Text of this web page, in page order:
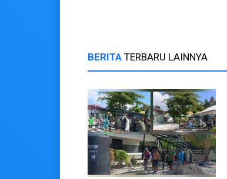
BERITA TERBARU LAINNYA